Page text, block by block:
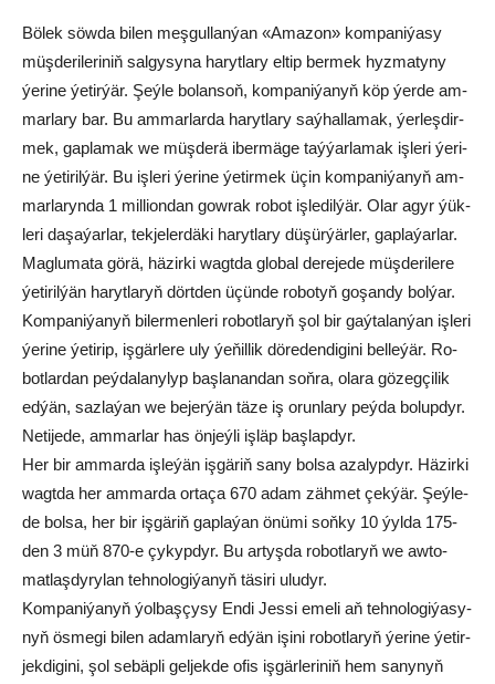
Bö­lek söw­da bi­len meş­gul­lan­ýan «Ama­zon» kom­pa­ni­ýa­sy
müş­de­ri­le­ri­niň sal­gy­sy­na ha­ryt­la­ry el­tip ber­mek hyz­ma­ty­ny
ýe­ri­ne ýe­tir­ýär. Şeý­le bo­lan­soň, kom­pa­ni­ýa­nyň köp ýer­de am­
mar­la­ry bar. Bu am­mar­lar­da ha­ryt­la­ry saý­hal­la­mak, ýer­leş­dir­
mek, gap­la­mak we müş­de­rä iber­mä­ge taý­ýar­la­mak iş­le­ri ýe­ri­
ne ýe­ti­ril­ýär. Bu iş­le­ri ýe­ri­ne ýe­tir­mek üçin kom­pa­ni­ýa­nyň am­
mar­la­ryn­da 1 mil­li­on­dan gow­rak ro­bot iş­le­dil­ýär. Olar agyr ýük­
le­ri da­şa­ýar­lar, tek­je­ler­dä­ki ha­ryt­la­ry dü­şür­ýär­ler, gap­la­ýar­lar.
Mag­lu­ma­ta gö­rä, hä­zir­ki wagt­da glo­bal de­re­je­de müş­de­ri­le­re
ýe­ti­ril­ýän ha­ryt­la­ryň dört­den üçü­nde ro­bo­tyň go­şan­dy bol­ýar.
Kom­pa­ni­ýa­nyň bi­ler­men­le­ri ro­bot­la­ryň şol bir gaý­ta­lan­ýan iş­le­ri
ýe­ri­ne ýe­ti­rip, iş­gär­le­re uly ýe­ňil­lik dö­re­den­di­gi­ni bel­le­ýär. Ro­
bot­lar­dan peý­da­la­ny­lyp baş­la­nan­dan soň­ra, ola­ra gö­zeg­çi­lik
ed­ýän, saz­la­ýan we be­jer­ýän tä­ze iş orun­la­ry peý­da bo­lup­dyr.
Ne­ti­je­de, am­mar­lar has ön­jeý­li iş­läp baş­lap­dyr.
Her bir am­mar­da iş­le­ýän iş­gä­riň sa­ny bol­sa aza­lyp­dyr. Hä­zir­ki
wagt­da her am­mar­da or­ta­ça 670 adam zäh­met çek­ýär. Şeý­le-
de bol­sa, her bir iş­gä­riň gap­la­ýan önü­mi soň­ky 10 ýyl­da 175-
den 3 müň 870-e çy­kyp­dyr. Bu ar­tyş­da ro­bot­la­ryň we aw­to­
mat­laş­dy­ry­lan teh­no­lo­gi­ýa­nyň tä­si­ri ulu­dyr.
Kom­pa­ni­ýa­nyň ýol­baş­çy­sy En­di Jes­si eme­li aň teh­no­lo­gi­ýa­sy­
nyň ös­me­gi bi­len adam­la­ryň ed­ýän işi­ni ro­bot­la­ryň ýe­ri­ne ýe­tir­
jek­di­gi­ni, şol se­bäp­li gel­jek­de ofis iş­gär­le­ri­niň hem sa­ny­nyň